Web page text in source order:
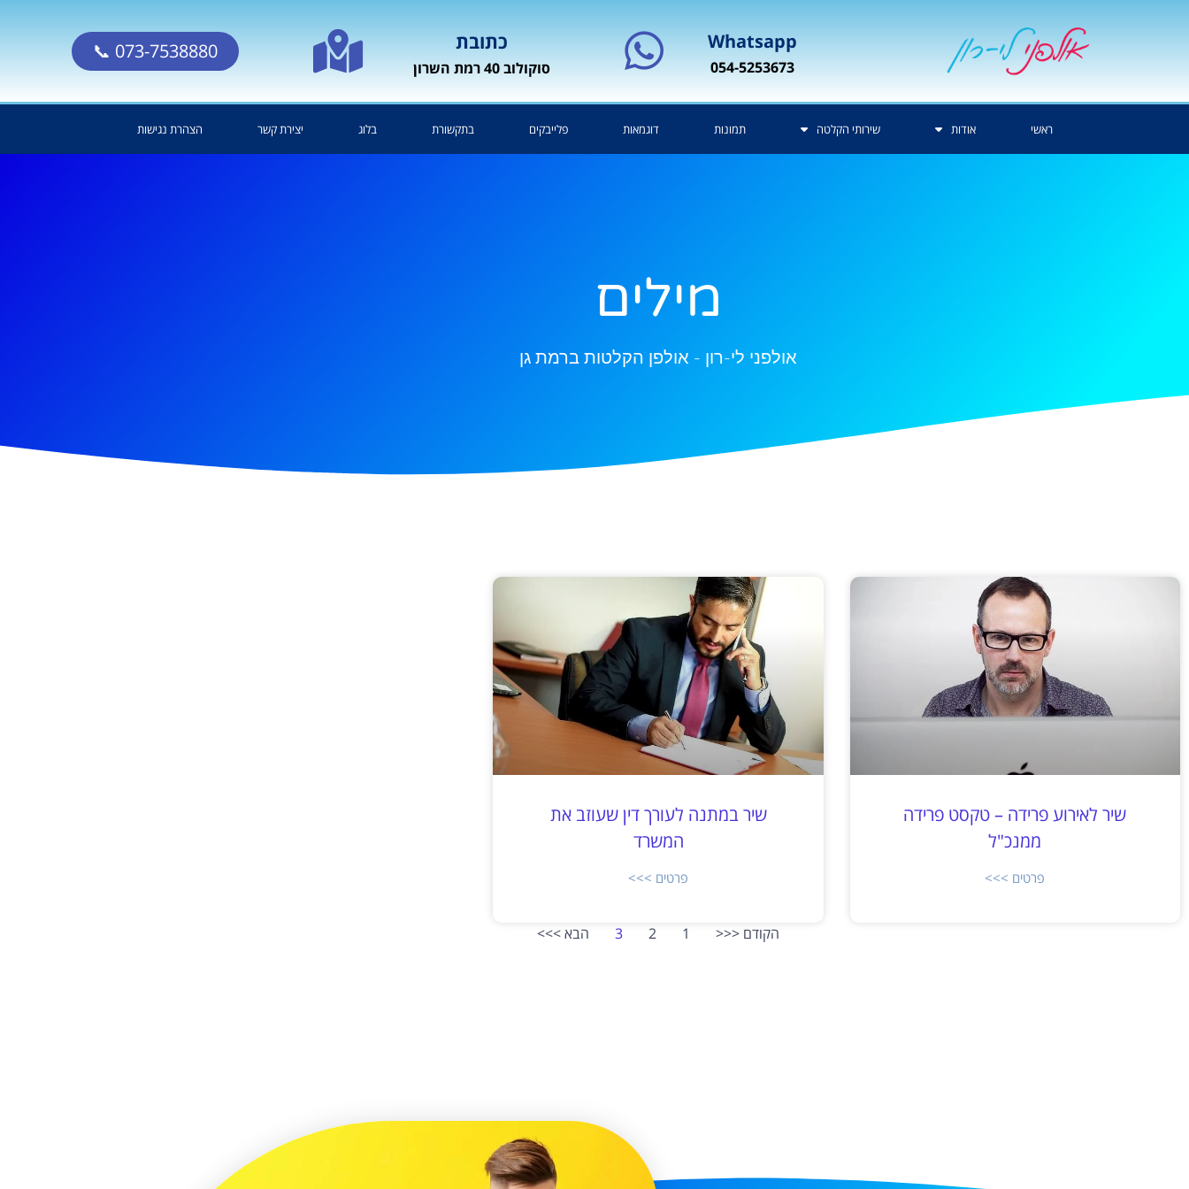
Whatsapp
054-5253673
כתובת
סוקולוב 40 רמת השרון
073-7538880 📞
ראשי אודות שירותי הקלטה תמונות דוגמאות פלייבקים בתקשורת בלוג יצירת קשר הצהרת נגישות
מילים
אולפני לי-רון - אולפן הקלטות ברמת גן
שיר לאירוע פרידה – טקסט פרידה
ממנכ"ל
פרטים >>>
שיר במתנה לעורך דין שעוזב את
המשרד
פרטים >>>
הקודם <<< 1
2
3 הבא >>>